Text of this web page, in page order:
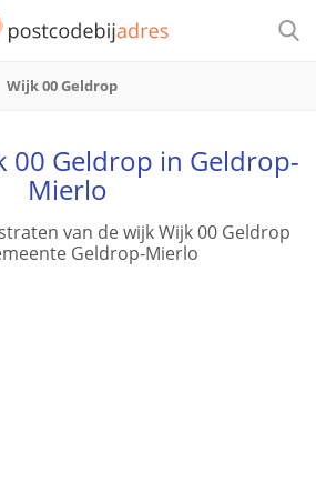
Wijk 00 Geldrop
00 Geldrop in Geldrop-
Mierlo
van de wijk Wijk 00 Geldrop
Geldrop-Mierlo